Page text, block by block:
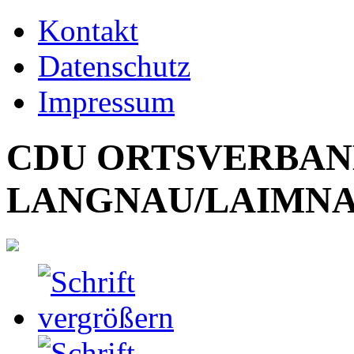
Kontakt
Datenschutz
Impressum
CDU
LANGNAU/